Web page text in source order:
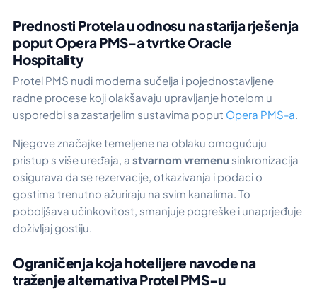
Prednosti Protela u odnosu na starija rješenja
poput Opera PMS-a tvrtke Oracle
Hospitality
Protel PMS nudi moderna sučelja i pojednostavljene
radne procese koji olakšavaju upravljanje hotelom u
usporedbi sa zastarjelim sustavima poput Opera PMS-a.
Njegove značajke temeljene na oblaku omogućuju
pristup s više uređaja, a stvarnom vremenu sinkronizacija
osigurava da se rezervacije, otkazivanja i podaci o
gostima trenutno ažuriraju na svim kanalima. To
poboljšava učinkovitost, smanjuje pogreške i unaprjeđuje
doživljaj gostiju.
Ograničenja koja hotelijere navode na
traženje alternativa Protel PMS-u